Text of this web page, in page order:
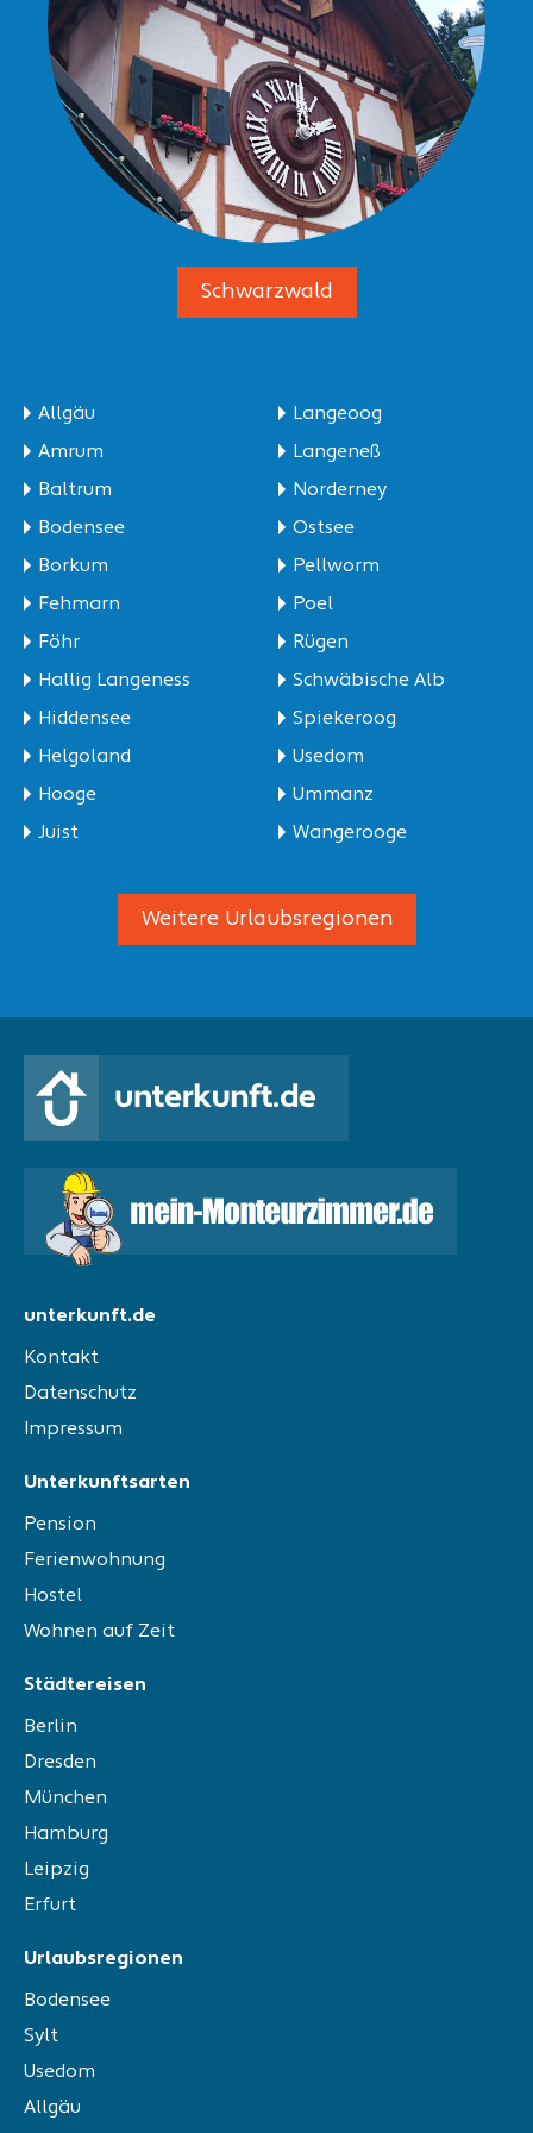
Schwarzwald
Allgäu
Amrum
Baltrum
Bodensee
Borkum
Fehmarn
Föhr
Hallig Langeness
Hiddensee
Helgoland
Hooge
Juist
Langeoog
Langeneß
Norderney
Ostsee
Pellworm
Poel
Rügen
Schwäbische Alb
Spiekeroog
Usedom
Ummanz
Wangerooge
Weitere Urlaubsregionen
unterkunft.de
Kontakt
Datenschutz
Impressum
Unterkunftsarten
Pension
Ferienwohnung
Hostel
Wohnen auf Zeit
Städtereisen
Berlin
Dresden
München
Hamburg
Leipzig
Erfurt
Urlaubsregionen
Bodensee
Sylt
Usedom
Allgäu